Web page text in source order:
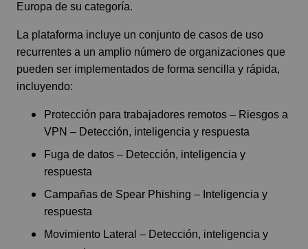
Europa de su categoría.
La plataforma incluye un conjunto de casos de uso
recurrentes a un amplio número de organizaciones que
pueden ser implementados de forma sencilla y rápida,
incluyendo:
Protección para trabajadores remotos – Riesgos a
VPN – Detección, inteligencia y respuesta
Fuga de datos – Detección, inteligencia y
respuesta
Campañas de Spear Phishing – Inteligencia y
respuesta
Movimiento Lateral – Detección, inteligencia y